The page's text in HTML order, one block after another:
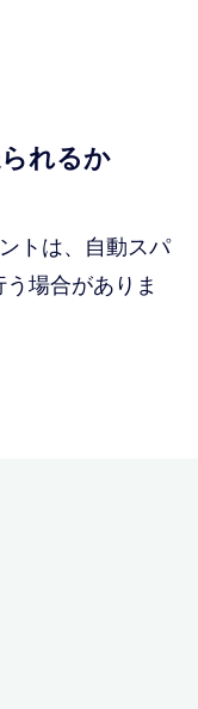
れるか
トは、自動スパ
場合がありま